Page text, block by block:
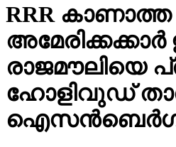
RRR കാണാത്ത
രാജമൗലിയെ
ഹോളിവുഡ്